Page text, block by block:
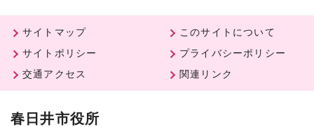
サイトマップ
このサイトについて
サイトポリシー
プライバシーポリシー
交通アクセス
関連リンク
春日井市役所